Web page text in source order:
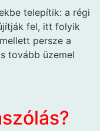
telepítik: a régi
fel, itt folyik
persze a
tovább üzemel